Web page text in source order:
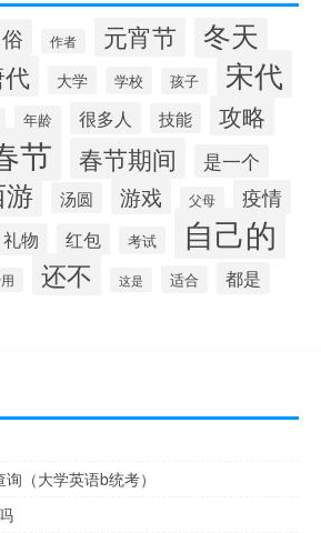
作者 元宵节 冬天
代 大学 学校 孩子 宋代
年龄 很多人 技能 攻略
节 春节期间 是一个
汤圆 游戏 父母 疫情
礼物 红包 考试 自己的
还不 这是 适合 都是
（大学英语b统考）